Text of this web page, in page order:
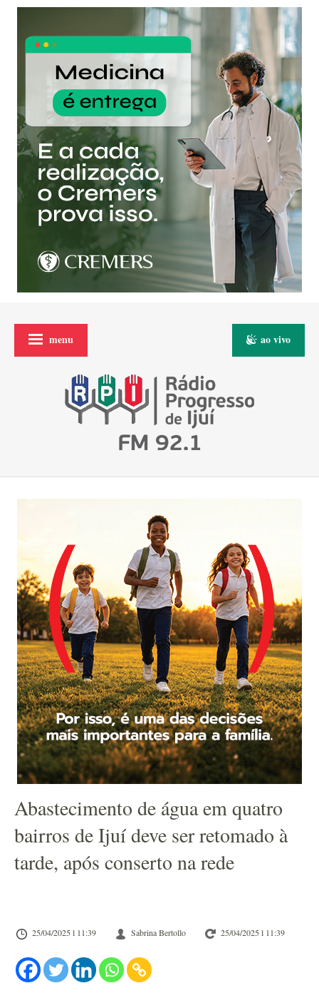
menu ao vivo
Abastecimento de água em quatro
bairros de Ijuí deve ser retomado à
tarde, após conserto na rede
25/04/2025 l 11:39 Sabrina Bertollo 25/04/2025 l 11:39